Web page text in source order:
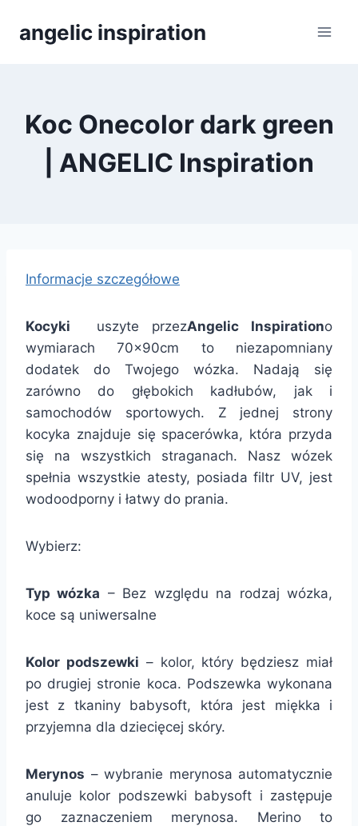
angelic inspiration
Koc Onecolor dark green
| ANGELIC Inspiration
Informacje szczegółowe
Kocyki uszyte przezAngelic Inspirationo
wymiarach 70x90cm to niezapomniany
dodatek do Twojego wózka. Nadają się
zarówno do głębokich kadłubów, jak i
samochodów sportowych. Z jednej strony
kocyka znajduje się spacerówka, która przyda
się na wszystkich straganach. Nasz wózek
spełnia wszystkie atesty, posiada filtr UV, jest
wodoodporny i łatwy do prania.
Wybierz:
Typ wózka – Bez względu na rodzaj wózka,
koce są uniwersalne
Kolor podszewki – kolor, który będziesz miał
po drugiej stronie koca. Podszewka wykonana
jest z tkaniny babysoft, która jest miękka i
przyjemna dla dziecięcej skóry.
Merynos – wybranie merynosa automatycznie
anuluje kolor podszewki babysoft i zastępuje
go zaznaczeniem merynosa. Merino to